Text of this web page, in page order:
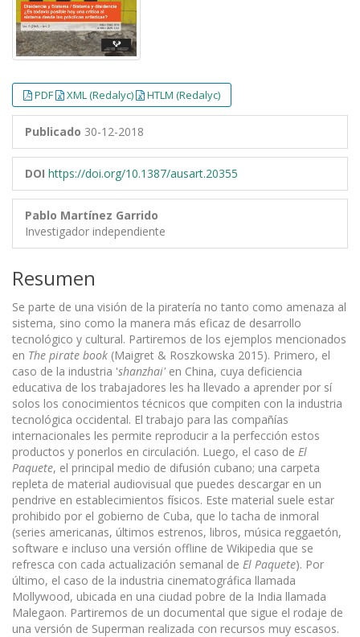
PDF XML (Redalyc) HTLM (Redalyc)
Publicado 30-12-2018
DOI https://doi.org/10.1387/ausart.20355
Pablo Martínez Garrido
Investigador independiente
Resumen
Se parte de una visión de la piratería no tanto como amenaza al
sistema, sino como la manera más eficaz de desarrollo
tecnológico y cultural. Partiremos de los ejemplos mencionados
en The pirate book (Maigret & Roszkowska 2015). Primero, el
caso de la industria 'shanzhai' en China, cuya deficiencia
educativa de los trabajadores les ha llevado a aprender por sí
solos los conocimientos técnicos que compiten con la industria
tecnológica occidental. El trabajo para las compañías
internacionales les permite reproducir a la perfección estos
productos y ponerlos en circulación. Luego, el caso de El
Paquete, el principal medio de difusión cubano; una carpeta
repleta de material audiovisual que puedes descargar en un
pendrive en establecimientos físicos. Este material suele estar
prohibido por el gobierno de Cuba, que lo tacha de inmoral
(series americanas, últimos estrenos, libros, música reggaetón,
software e incluso una versión offline de Wikipedia que se
refresca con cada actualización semanal de El Paquete). Por
último, el caso de la industria cinematográfica llamada
Mollywood, ubicada en una ciudad pobre de la India llamada
Malegaon. Partiremos de un documental que sigue el rodaje de
una versión de Superman realizada con recursos muy escasos.